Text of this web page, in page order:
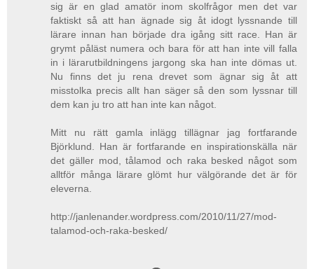
sig är en glad amatör inom skolfrågor men det var
faktiskt så att han ägnade sig åt idogt lyssnande till
lärare innan han började dra igång sitt race. Han är
grymt påläst numera och bara för att han inte vill falla
in i lärarutbildningens jargong ska han inte dömas ut.
Nu finns det ju rena drevet som ägnar sig åt att
misstolka precis allt han säger så den som lyssnar till
dem kan ju tro att han inte kan något.
Mitt nu rätt gamla inlägg tillägnar jag fortfarande
Björklund. Han är fortfarande en inspirationskälla när
det gäller mod, tålamod och raka besked något som
alltför många lärare glömt hur välgörande det är för
eleverna.
http://janlenander.wordpress.com/2010/11/27/mod-
talamod-och-raka-besked/